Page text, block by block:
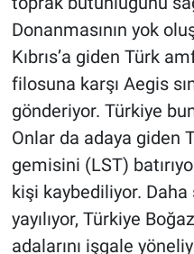
Donanmasının yok
Kıbrıs’a giden Türk
filosuna karşı Aegis
gönderiyor. Türkiye
Onlar da adaya giden
gemisini (LST)
kişi kaybediliyor. Daha
yayılıyor, Türkiye
adalarını işgale